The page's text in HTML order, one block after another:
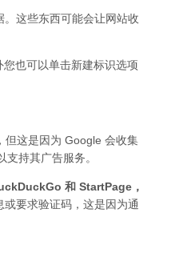
这些东西可能会让网站收
也可以单击新建标识选项
但这是因为 Google 会收集
持其广告服务。
和 StartPage，
要求验证码，这是因为通